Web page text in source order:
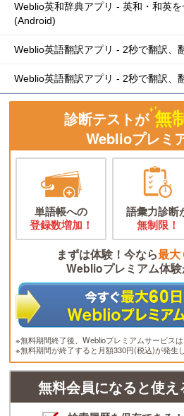
Weblio英和辞典アプリ - 英和・和英
(Android)
Weblio英語翻訳アプリ - 2秒で翻訳、
Weblio英語翻訳アプリ - 2秒で翻訳、
診断テストが 無
Weblioプレミ
単語帳への
登録数増加！
語彙力診断
無制限！
まずは体験！今なら最大
Weblioプレミアム体験
※無料期間終了後、Weblioプレミアムサービスは
※無料期間が終了すると月額330円(税込)が発生し
無料会員になると使え